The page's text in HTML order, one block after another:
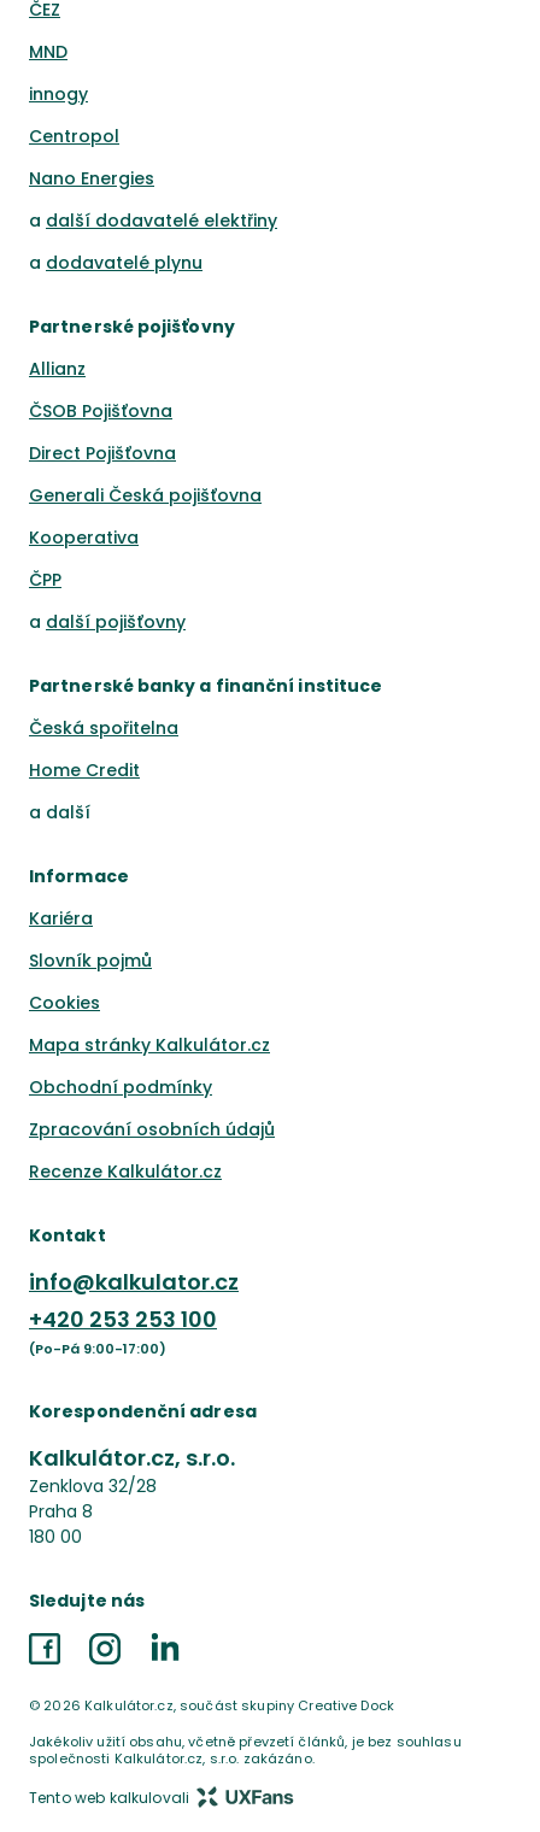
ČEZ
MND
innogy
Centropol
Nano Energies
a další dodavatelé elektřiny
a dodavatelé plynu
Partnerské pojišťovny
Allianz
ČSOB Pojišťovna
Direct Pojišťovna
Generali Česká pojišťovna
Kooperativa
ČPP
a další pojišťovny
Partnerské banky a finanční instituce
Česká spořitelna
Home Credit
a další
Informace
Kariéra
Slovník pojmů
Cookies
Mapa stránky Kalkulátor.cz
Obchodní podmínky
Zpracování osobních údajů
Recenze Kalkulátor.cz
Kontakt
info@kalkulator.cz
+420 253 253 100
(Po-Pá 9:00-17:00)
Korespondenční adresa
Kalkulátor.cz, s.r.o.
Zenklova 32/28
Praha 8
180 00
Sledujte nás
FacebookInstagramLinkedIn
© 2026 Kalkulátor.cz, součást skupiny Creative Dock
Jakékoliv užití obsahu, včetně převzetí článků, je bez souhlasu
společnosti Kalkulátor.cz, s.r.o. zakázáno.
Tento web kalkulovali